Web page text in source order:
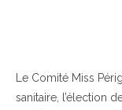
Le Comité Miss
sanitaire, l’élection